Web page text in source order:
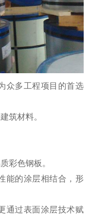
众多工程项目的首选
筑材料。
彩色钢板。
能的涂层相结合，形
通过表面涂层技术赋